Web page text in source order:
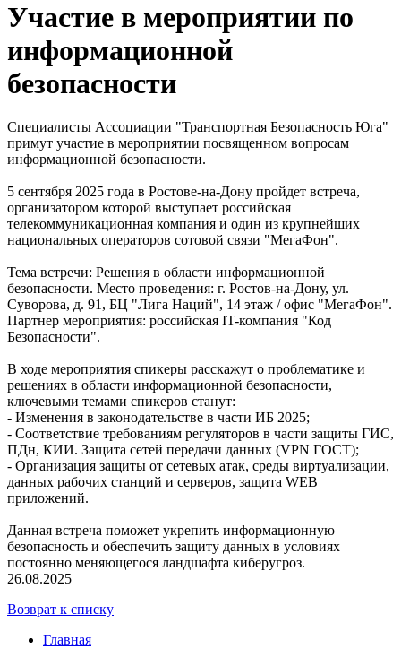
Участие в мероприятии по
информационной
безопасности
Специалисты Ассоциации "Транспортная Безопасность Юга"
примут участие в мероприятии посвященном вопросам
информационной безопасности.
5 сентября 2025 года в Ростове-на-Дону пройдет встреча,
организатором которой выступает российская
телекоммуникационная компания и один из крупнейших
национальных операторов сотовой связи "МегаФон".
Тема встречи: Решения в области информационной
безопасности. Место проведения: г. Ростов-на-Дону, ул.
Суворова, д. 91, БЦ "Лига Наций", 14 этаж / офис "МегаФон".
Партнер мероприятия: российская IT-компания "Код
Безопасности".
В ходе мероприятия спикеры расскажут о проблематике и
решениях в области информационной безопасности,
ключевыми темами спикеров станут:
- Изменения в законодательстве в части ИБ 2025;
- Соответствие требованиям регуляторов в части защиты ГИС,
ПДн, КИИ. Защита сетей передачи данных (VPN ГОСТ);
- Организация защиты от сетевых атак, среды виртуализации,
данных рабочих станций и серверов, защита WEB
приложений.
Данная встреча поможет укрепить информационную
безопасность и обеспечить защиту данных в условиях
постоянно меняющегося ландшафта киберугроз.
26.08.2025
Возврат к списку
Главная